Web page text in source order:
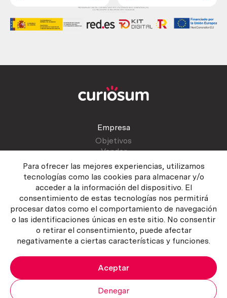
Para ofrecer las mejores experiencias, utilizamos
tecnologías como las cookies para almacenar y/o
acceder a la información del dispositivo. El
consentimiento de estas tecnologías nos permitirá
procesar datos como el comportamiento de navegación
o las identificaciones únicas en este sitio. No consentir
o retirar el consentimiento, puede afectar
negativamente a ciertas características y funciones.
Aceptar
Denegar
Empresa
Objetivos
Vender
Atención al cliente
Contactar
Manual del vendedor
Política del servicio
Política de Cookies
Copyright ©2026 Curiosum S.L. Todos los derechos reservados.